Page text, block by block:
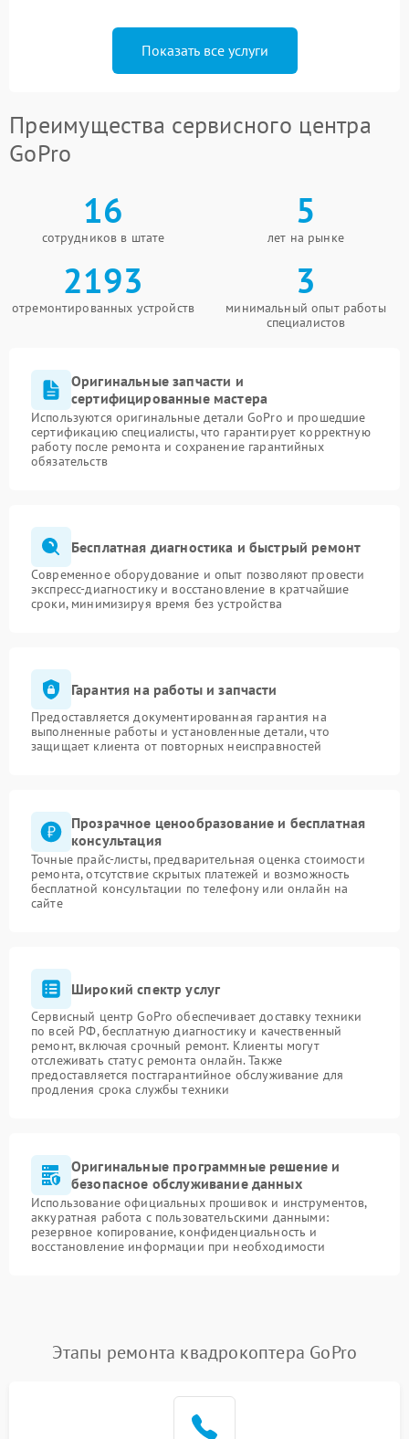
Показать все услуги
Преимущества сервисного центра
GoPro
16
сотрудников в штате
5
лет на рынке
2193
отремонтированных устройств
3
минимальный опыт работы
специалистов
Оригинальные запчасти и
сертифицированные мастера
Используются оригинальные детали GoPro и прошедшие
сертификацию специалисты, что гарантирует корректную
работу после ремонта и сохранение гарантийных
обязательств
Бесплатная диагностика и быстрый ремонт
Современное оборудование и опыт позволяют провести
экспресс-диагностику и восстановление в кратчайшие
сроки, минимизируя время без устройства
Гарантия на работы и запчасти
Предоставляется документированная гарантия на
выполненные работы и установленные детали, что
защищает клиента от повторных неисправностей
Прозрачное ценообразование и бесплатная
консультация
Точные прайс-листы, предварительная оценка стоимости
ремонта, отсутствие скрытых платежей и возможность
бесплатной консультации по телефону или онлайн на
сайте
Широкий спектр услуг
Сервисный центр GoPro обеспечивает доставку техники
по всей РФ, бесплатную диагностику и качественный
ремонт, включая срочный ремонт. Клиенты могут
отслеживать статус ремонта онлайн. Также
предоставляется постгарантийное обслуживание для
продления срока службы техники
Оригинальные программные решение и
безопасное обслуживание данных
Использование официальных прошивок и инструментов,
аккуратная работа с пользовательскими данными:
резервное копирование, конфиденциальность и
восстановление информации при необходимости
Этапы ремонта квадрокоптера GoPro